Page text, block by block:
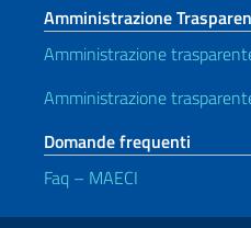
Amministrazione
Amministrazione
Amministrazione
Domande frequenti
Faq – MAECI